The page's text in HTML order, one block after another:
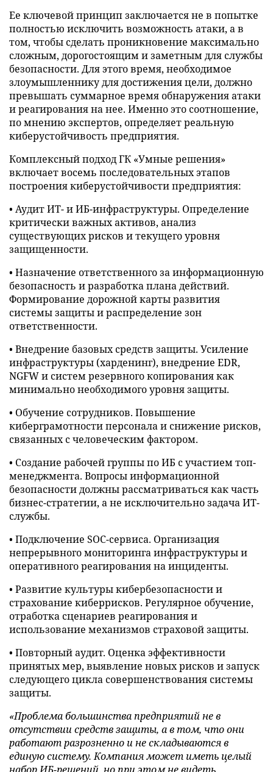
Ее ключевой принцип заключается не в попытке
полностью исключить возможность атаки, а в
том, чтобы сделать проникновение максимально
сложным, дорогостоящим и заметным для службы
безопасности. Для этого время, необходимое
злоумышленнику для достижения цели, должно
превышать суммарное время обнаружения атаки
и реагирования на нее. Именно это соотношение,
по мнению экспертов, определяет реальную
киберустойчивость предприятия.
Комплексный подход ГК «Умные решения»
включает восемь последовательных этапов
построения киберустойчивости предприятия:
• Аудит ИТ- и ИБ-инфраструктуры. Определение
критически важных активов, анализ
существующих рисков и текущего уровня
защищенности.
• Назначение ответственного за информационную
безопасность и разработка плана действий.
Формирование дорожной карты развития
системы защиты и распределение зон
ответственности.
• Внедрение базовых средств защиты. Усиление
инфраструктуры (харденинг), внедрение EDR,
NGFW и систем резервного копирования как
минимально необходимого уровня защиты.
• Обучение сотрудников. Повышение
киберграмотности персонала и снижение рисков,
связанных с человеческим фактором.
• Создание рабочей группы по ИБ с участием топ-
менеджмента. Вопросы информационной
безопасности должны рассматриваться как часть
бизнес-стратегии, а не исключительно задача ИТ-
службы.
• Подключение SOC-сервиса. Организация
непрерывного мониторинга инфраструктуры и
оперативного реагирования на инциденты.
• Развитие культуры кибербезопасности и
страхование киберрисков. Регулярное обучение,
отработка сценариев реагирования и
использование механизмов страховой защиты.
• Повторный аудит. Оценка эффективности
принятых мер, выявление новых рисков и запуск
следующего цикла совершенствования системы
защиты.
«Проблема большинства предприятий не в
отсутствии средств защиты, а в том, что они
работают разрозненно и не складываются в
единую систему. Компания может иметь целый